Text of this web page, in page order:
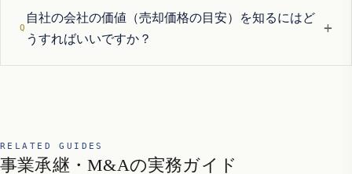
自社の会社の価値（売却価格の目安）を知るにはど
うすればいいですか？
+
RELATED GUIDES
事業承継・M&Aの実務ガイド